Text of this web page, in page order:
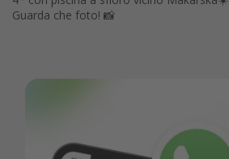
Guarda che foto! 📸